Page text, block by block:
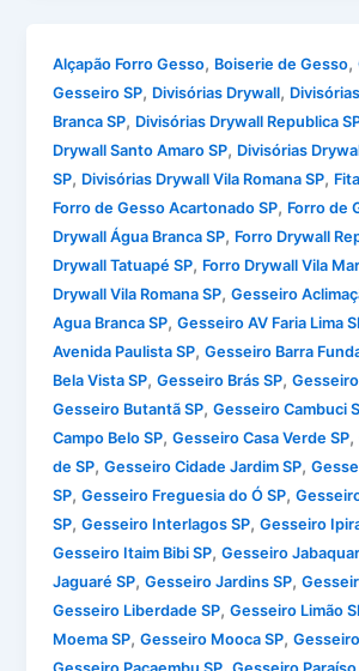
Alçapão Forro Gesso, Boiserie de Gesso,
Gesseiro SP, Divisórias Drywall,
Branca SP, Divisórias Drywall Republica
Drywall Santo Amaro SP, Divisórias
SP, Divisórias Drywall Vila Romana SP,
Forro de Gesso Acartonado SP, Forro de
Drywall Água Branca SP, Forro Drywall
Drywall Tatuapé SP, Forro Drywall Vila
Drywall Vila Romana SP,Gesseiro
Agua Branca SP,Gesseiro AV Faria Lima
Avenida Paulista SP,Gesseiro Barra
Bela Vista SP,Gesseiro Brás SP,
Gesseiro Butantã SP,Gesseiro Cambuci
Campo Belo SP,Gesseiro Casa Verde SP,
de SP,Gesseiro Cidade Jardim SP,
SP,Gesseiro Freguesia do Ó SP,
SP,Gesseiro Interlagos SP,Gesseiro
Gesseiro Itaim Bibi SP,Gesseiro
Jaguaré SP,Gesseiro Jardins SP,
Gesseiro Liberdade SP,Gesseiro Limão
Moema SP,Gesseiro Mooca SP,